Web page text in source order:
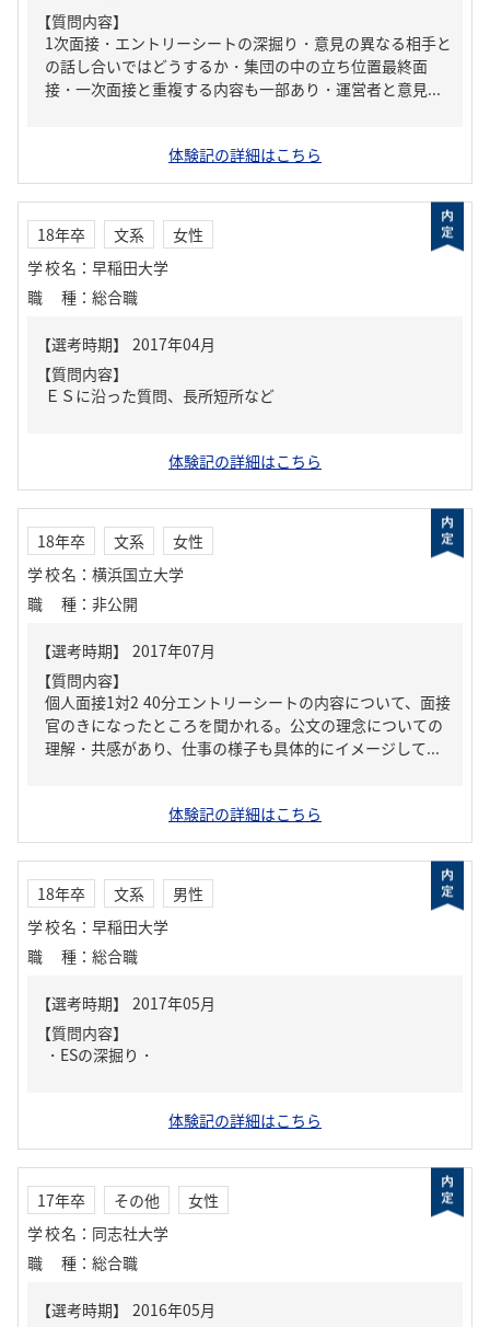
【質問内容】
1次面接・エントリーシートの深掘り・意見の異なる相手と
の話し合いではどうするか・集団の中の立ち位置最終面
接・一次面接と重複する内容も一部あり・運営者と意見...
体験記の詳細はこちら
18年卒 文系
女性
学校名 ： 早稲田大学
職種 ： 総合職
【質問内容】
ＥＳに沿った質問、長所短所など
体験記の詳細はこちら
18年卒 文系
女性
学校名 ： 横浜国立大学
職種 ： 非公開
【質問内容】
個人面接1対2 40分エントリーシートの内容について、面接
官のきになったところを聞かれる。公文の理念についての
理解・共感があり、仕事の様子も具体的にイメージして...
体験記の詳細はこちら
18年卒 文系
男性
学校名 ： 早稲田大学
職種 ： 総合職
【質問内容】
・ESの深掘り・
体験記の詳細はこちら
17年卒 その他
女性
学校名 ： 同志社大学
職種 ： 総合職